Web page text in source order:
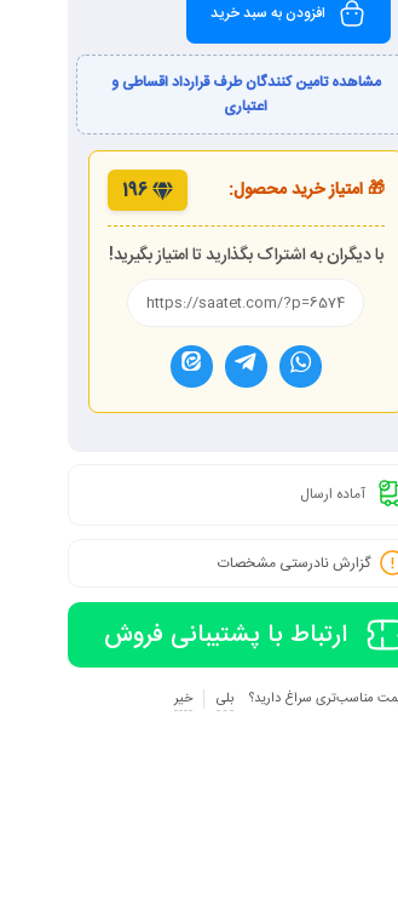
افزودن به سبد خرید
مشاهده تامین کنندگان طرف قرارداد اقساطی و
اعتباری
🎁 امتیاز خرید محصول: 196
با دیگران به اشتراک بگذارید تا امتیاز بگیرید!
آماده ارسال
گزارش نادرستی مشخصات
ارتباط با پشتیبانی فروش
مناسب‌تری سراغ دارید؟ بلی خیر